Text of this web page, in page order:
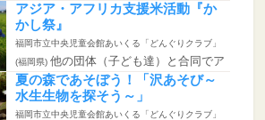
ジア・アフリカ支援米活動として...
アジア・アフリカ支援米活動『か
かし祭』
福岡市立中央児童会館あいくる「どんぐりクラブ」
(福岡県) 他の団体（子ども達）と合同でア
ジア・アフリカ支援米活動として...
夏の森であそぼう！「沢あそび～
水生生物を探そう～」
福岡市立中央児童会館あいくる「どんぐりクラブ」